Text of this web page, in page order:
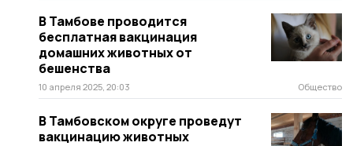
В Тамбове проводится
бесплатная вакцинация
домашних животных от
бешенства
10 апреля 2025, 20:03 Общество
В Тамбовском округе проведут
вакцинацию животных